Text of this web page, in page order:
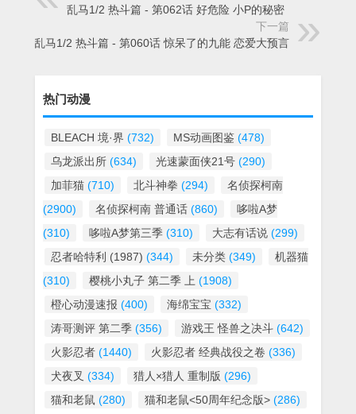
乱马1/2 热斗篇 - 第062话 好危险 小P的秘密
下一篇
乱马1/2 热斗篇 - 第060话 惊呆了的九能 恋爱大预言
热门动漫
BLEACH 境·界 (732) MS动画图鉴 (478)
乌龙派出所 (634) 光速蒙面侠21号 (290)
加菲猫 (710) 北斗神拳 (294)
名侦探柯南
(2900)
名侦探柯南 普通话 (860)
哆啦A梦
(310)
哆啦A梦第三季 (310) 大志有话说 (299)
忍者哈特利 (1987) (344) 未分类 (349)
机器猫
(310)
樱桃小丸子 第二季 上 (1908)
橙心动漫速报 (400) 海绵宝宝 (332)
涛哥测评 第二季 (356) 游戏王 怪兽之决斗 (642)
火影忍者 (1440) 火影忍者 经典战役之卷 (336)
犬夜叉 (334) 猎人×猎人 重制版 (296)
猫和老鼠 (280) 猫和老鼠<50周年纪念版> (286)